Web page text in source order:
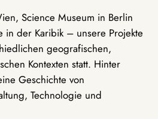
Science Museum in Berlin
in der Karibik – unsere Projekte
geografischen,
Kontexten statt. Hinter
Geschichte von
Technologie und